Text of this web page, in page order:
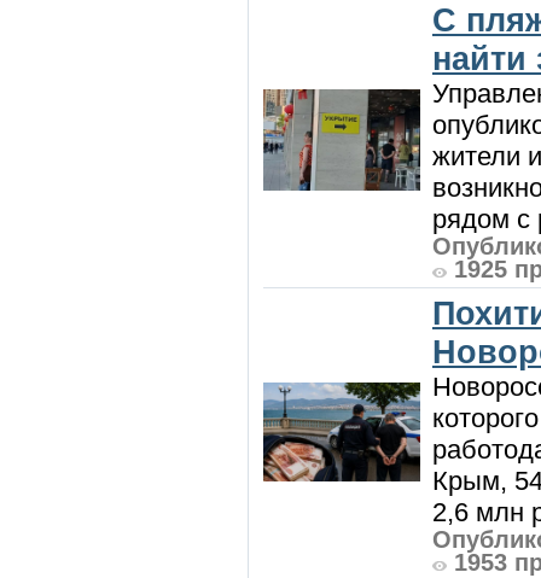
С
жители
рядом с
1925
Крым,
2,6 млн
1953